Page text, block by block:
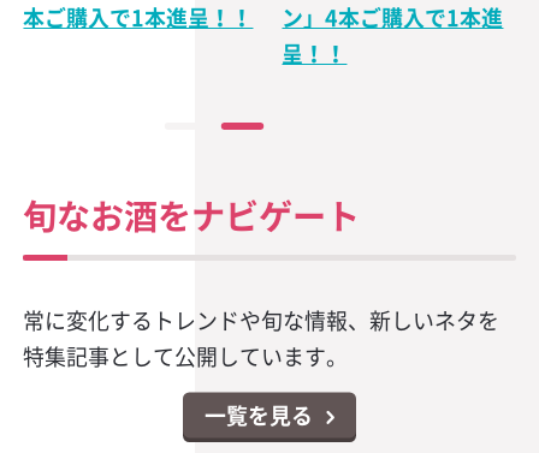
ボ サワー」を店内でア
える！クエルボ 1800
レポサド キャンペーン
旬なお酒をナビゲート
常に変化するトレンドや旬な情報、新しいネタを
特集記事として公開しています。
一覧を見る